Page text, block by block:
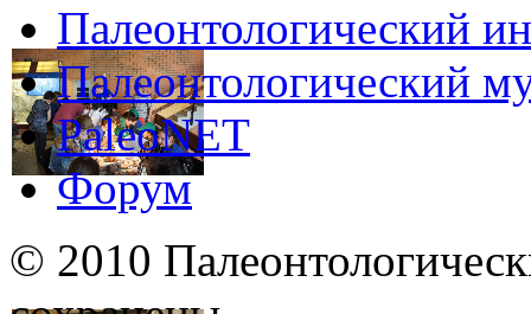
Палеонтологический
Палеонтологический
PaleoNET
Форум
© 2010